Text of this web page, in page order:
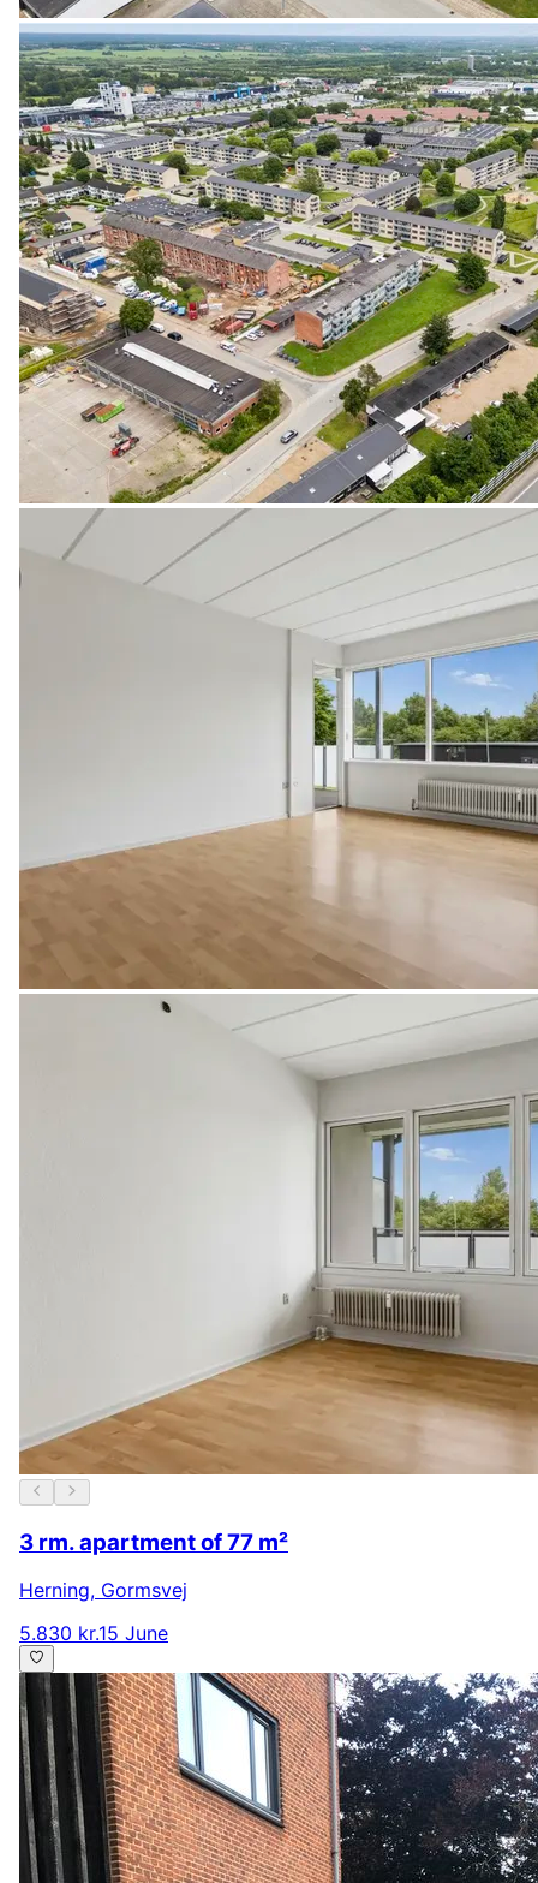
3 rm. apartment of 77 m²
Herning, Gormsvej
5.830 kr.15 June